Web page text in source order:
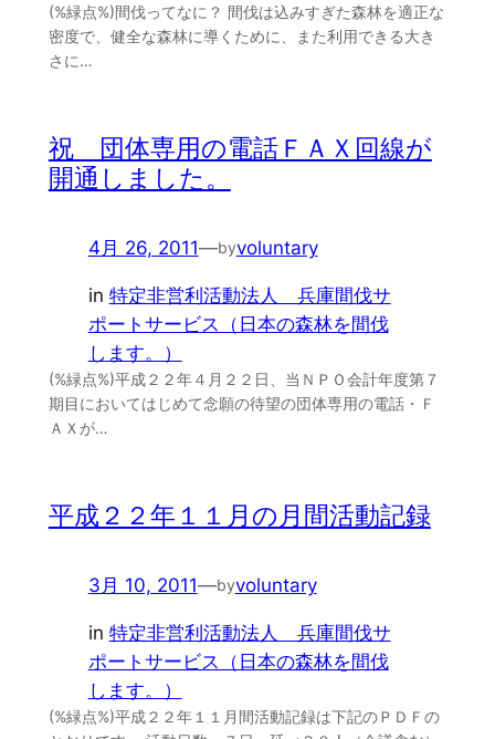
(%緑点%)間伐ってなに？ 間伐は込みすぎた森林を適正な
密度で、健全な森林に導くために、また利用できる大き
さに…
祝 団体専用の電話ＦＡＸ回線が
開通しました。
4月 26, 2011—byvoluntary
in 特定非営利活動法人 兵庫間伐サ
ポートサービス（日本の森林を間伐
します。）
(%緑点%)平成２２年４月２２日、当ＮＰＯ会計年度第７
期目においてはじめて念願の待望の団体専用の電話・Ｆ
ＡＸが…
平成２２年１１月の月間活動記録
3月 10, 2011—byvoluntary
in 特定非営利活動法人 兵庫間伐サ
ポートサービス（日本の森林を間伐
します。）
(%緑点%)平成２２年１１月間活動記録は下記のＰＤＦの